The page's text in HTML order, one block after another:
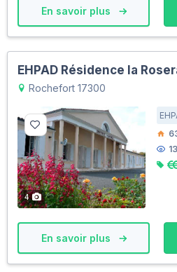
En savoir plus
EHPAD Résidence la
Rochefort 17300
4
En savoir plus